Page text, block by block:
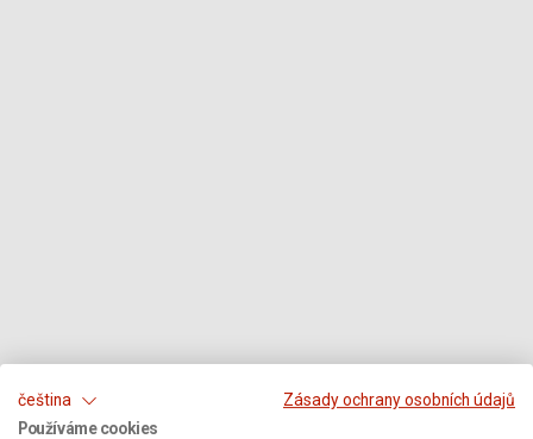
čeština
Zásady ochrany osobních údajů
Používáme cookies